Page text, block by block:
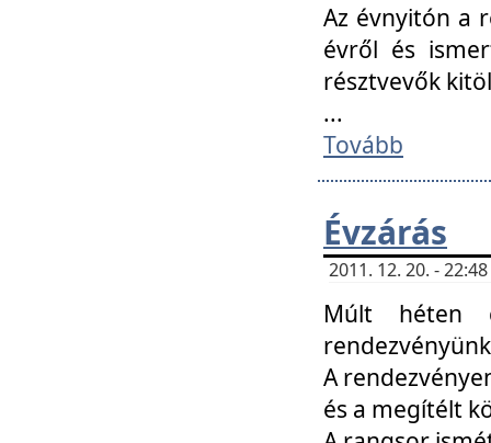
Az évnyitón a
évről és
résztvevők
...
Tovább
Évzárás
2011. 12. 20. -
Múlt héten
A
és a megítélt